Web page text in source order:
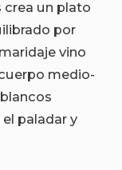
crea un plato
por
vino
medio-
paladar y